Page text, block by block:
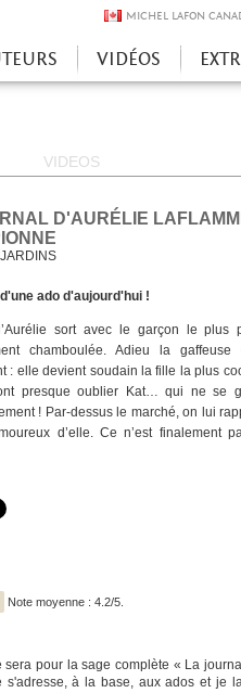
MICHEL LAFON
VIDÉOS
VIDEOS
D'AURÉLIE
ado d'aujourd'hui !
sort avec le garçon le
chamboulée. Adieu la
: elle devient soudain la fille la plus
presque oublier Kat… qui ne se
! Par-dessus le marché, on lui
d’elle. Ce n’est finalement
Note moyenne : 4.2/5.
sera pour la sage complète « La
s'adresse, à la base, aux ados et je